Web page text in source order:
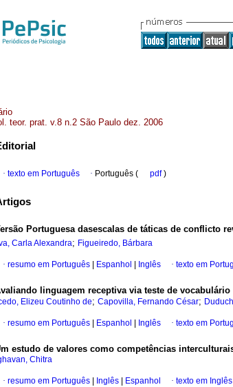
teor. prat. v.8 n.2 São Paulo dez. 2006
· texto em Português · Português ( pdf)
Portuguesa dasescalas de táticas de conflicto
Carla Alexandra; Figueiredo, Bárbara
· resumo em Português Espanhol Inglês · texto em
linguagem receptiva via teste de
Elizeu Coutinho de; Capovilla, Fernando César;
· resumo em Português Espanhol Inglês · texto em
estudo de valores como competências
Chitra
· resumo em Português Inglês Espanhol · texto em Inglês